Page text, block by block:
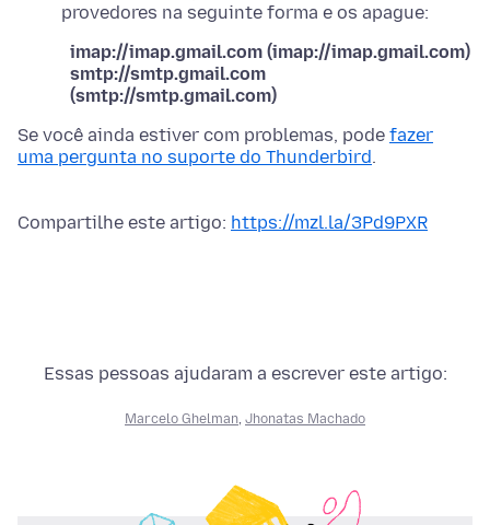
provedores na seguinte forma e os apague:
imap://imap.gmail.com (imap://imap.gmail.com)
smtp://smtp.gmail.com
(smtp://smtp.gmail.com)
Se você ainda estiver com problemas, pode fazer
uma pergunta no suporte do Thunderbird.
Compartilhe este artigo: https://mzl.la/3Pd9PXR
Essas pessoas ajudaram a escrever este artigo:
Marcelo Ghelman, Jhonatas Machado